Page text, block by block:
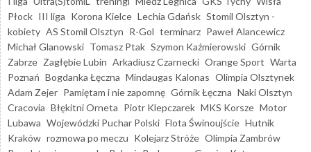
Płock III liga Korona Kielce Lechia Gdańsk Stomil Olsztyn -
kobiety AS Stomil Olsztyn R-Gol terminarz Paweł Alancewicz
Michał Glanowski Tomasz Ptak Szymon Kaźmierowski Górnik
Zabrze Zagłębie Lubin Arkadiusz Czarnecki Orange Sport Warta
Poznań Bogdanka Łęczna Mindaugas Kalonas Olimpia Olsztynek
Adam Zejer Pamiętam i nie zapomnę Górnik Łęczna Naki Olsztyn
Cracovia Błękitni Orneta Piotr Klepczarek MKS Korsze Motor
Lubawa Wojewódzki Puchar Polski Flota Świnoujście Hutnik
Kraków rozmowa po meczu Kolejarz Stróże Olimpia Zambrów